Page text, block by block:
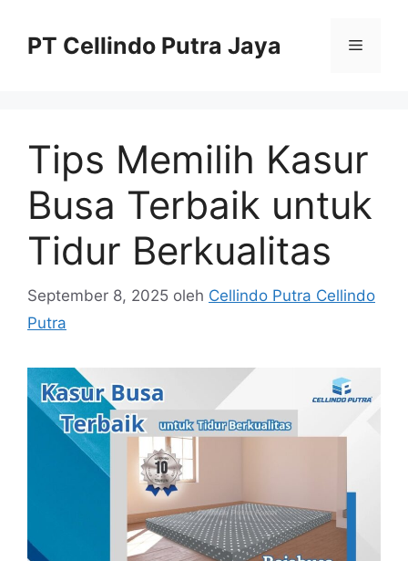
PT Cellindo Putra Jaya Menu
Tips Memilih Kasur
Busa Terbaik untuk
Tidur Berkualitas
September 8, 2025 oleh Cellindo Putra Cellindo
Putra